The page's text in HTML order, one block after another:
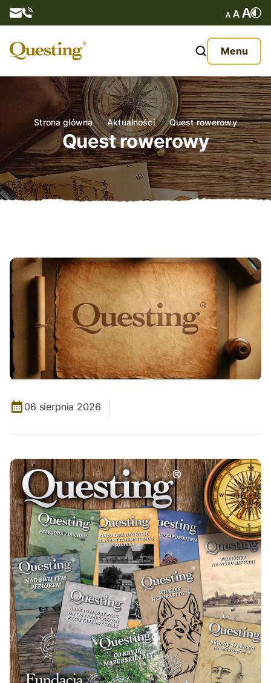
Menu
O nas
Oferta
Aktualności
Kontakt
Strona główna Aktualności Quest rowerowy
Quest rowerowy
06 sierpnia 2026